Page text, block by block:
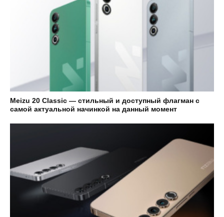
Meizu 20 Classic — стильный и доступный флагман с
самой актуальной начинкой на данный момент